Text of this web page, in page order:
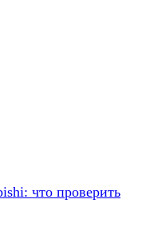
что проверить